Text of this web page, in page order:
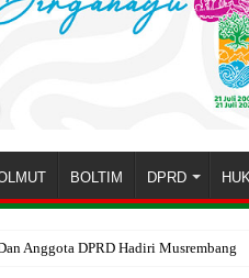
BOLTIM DPRD
Anggota DPRD Hadiri Musrembang